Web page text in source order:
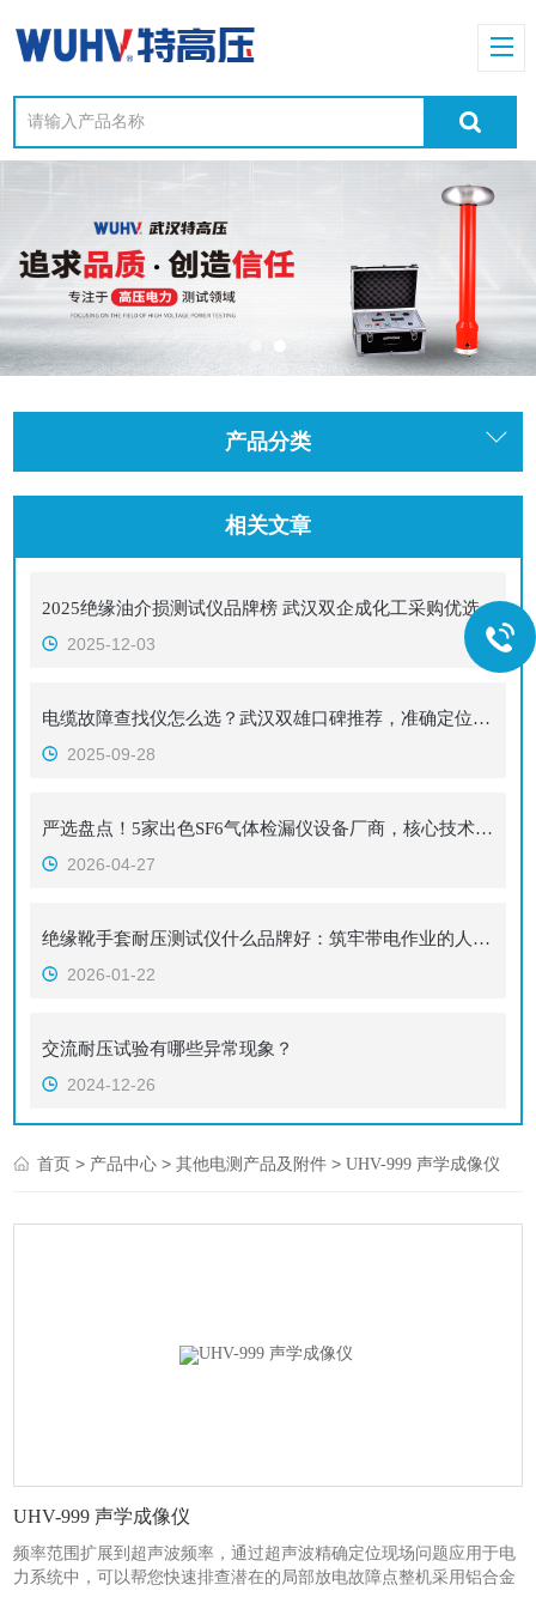
产品分类
相关文章
2025绝缘油介损测试仪品牌榜 武汉双企成化工采购优选
2025-12-03
电缆故障查找仪怎么选？武汉双雄口碑推荐，准确定位更高效
2025-09-28
严选盘点！5家出色SF6气体检漏仪设备厂商，核心技术先行同行！
2026-04-27
绝缘靴手套耐压测试仪什么品牌好：筑牢带电作业的人身安全“生命防线”
2026-01-22
交流耐压试验有哪些异常现象？
2024-12-26
首页 > 产品中心 >其他电测产品及附件 >UHV-999 声学成像仪
UHV-999 声学成像仪
频率范围扩展到超声波频率，通过超声波精确定位现场问题应用于电
力系统中，可以帮您快速排查潜在的局部放电故障点整机采用铝合金